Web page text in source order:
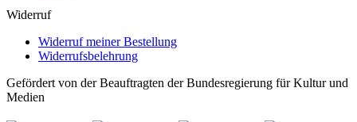
Widerruf
Widerruf meiner Bestellung
Widerrufsbelehrung
Gefördert von der Beauftragten der Bundesregierung für Kultur und
Medien